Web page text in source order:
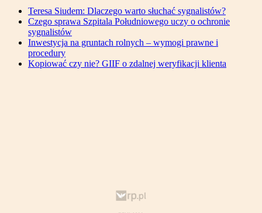
Teresa Siudem: Dlaczego warto słuchać sygnalistów?
Czego sprawa Szpitala Południowego uczy o ochronie
sygnalistów
Inwestycja na gruntach rolnych – wymogi prawne i
procedury
Kopiować czy nie? GIIF o zdalnej weryfikacji klienta